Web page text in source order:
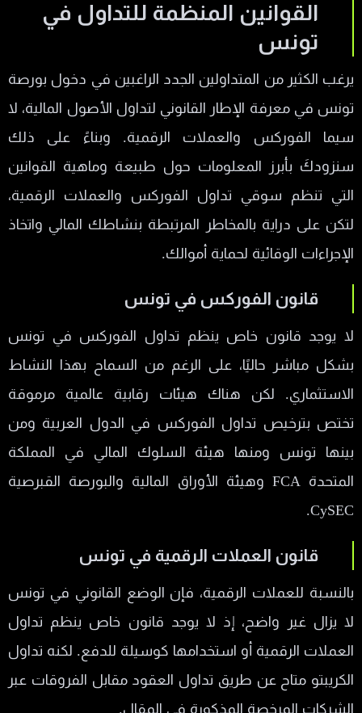
القوانين المنظمة للتداول في
تونس
يرغب الكثير من المتداولين الجدد الراغبين في دخول بورصة
تونس في معرفة الإطار القانوني لتداول الأصول المالية، لا
سيما الفوركس والعملات الرقمية. وبناءً على ذلك
سنزودكَ بأبرز المعلومات حول طبيعة وماهية القوانين
التي تنظم سوقي تداول الفوركس والعملات الرقمية،
لتكن على دراية بالمخاطر المرتبطة بنشاطك المالي واتخاذ
الإجراءات الوقائية لحماية أموالك.
قانون الفوركس في تونس
لا يوجد قانون خاص ينظم تداول الفوركس في تونس
بشكل مباشر حاليًا، على الرغم من السماح بهذا النشاط
الاستثماري. لكن هناك هيئات رقابية عالمية مرموقة
تختص بترخيص تداول الفوركس في الدول العربية ومن
بينها تونس ومنها هيئة السلوك المالي في المملكة
المتحدة FCA وهيئة الأوراق المالية والبورصة القبرصية
CySEC.
قانون العملات الرقمية في تونس
بالنسبة للعملات الرقمية، فإن الوضع القانوني في تونس
لا يزال غير واضح، إذ لا يوجد قانون خاص ينظم تداول
العملات الرقمية أو استخدامها كوسيلة للدفع. لكنه تداول
الكريبتو متاح عن طريق تداول العقود مقابل الفروقات عبر
الشركات المرخصة المذكورة في المقال.